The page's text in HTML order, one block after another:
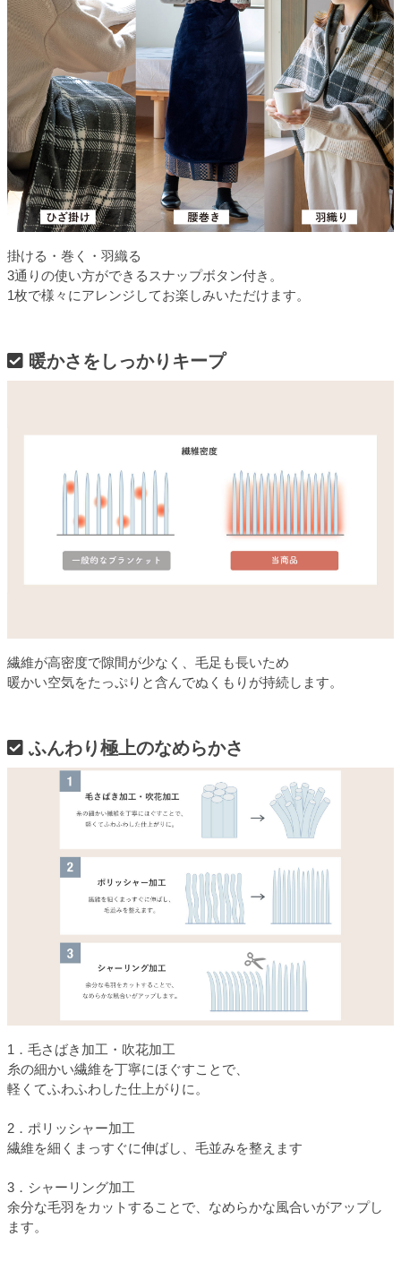
掛ける・巻く・羽織る
3通りの使い方ができるスナップボタン付き。
1枚で様々にアレンジしてお楽しみいただけます。
暖かさをしっかりキープ
繊維が高密度で隙間が少なく、毛足も長いため
暖かい空気をたっぷりと含んでぬくもりが持続します。
ふんわり極上のなめらかさ
1．毛さばき加工・吹花加工
糸の細かい繊維を丁寧にほぐすことで、
軽くてふわふわした仕上がりに。
2．ポリッシャー加工
繊維を細くまっすぐに伸ばし、毛並みを整えます
3．シャーリング加工
余分な毛羽をカットすることで、なめらかな風合いがアップし
ます。